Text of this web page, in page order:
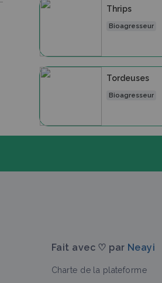
Thrips
Bioagresseur
Tordeuses
Bioagresseur
Fait avec ♡ par Neayi
Charte de la plateforme